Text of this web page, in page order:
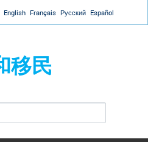
navigation
English Français Русский Español
移民